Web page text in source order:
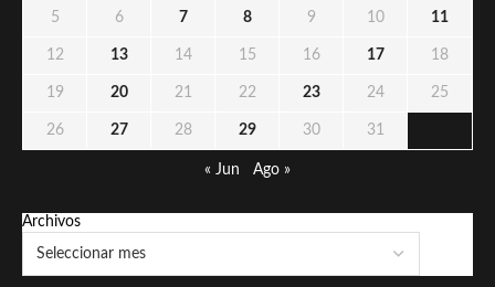
5 6 7 8 9 10 11
12 13 14 15 16 17 18
19 20 21 22 23 24 25
26 27 28 29 30 31
« Jun Ago »
Archivos